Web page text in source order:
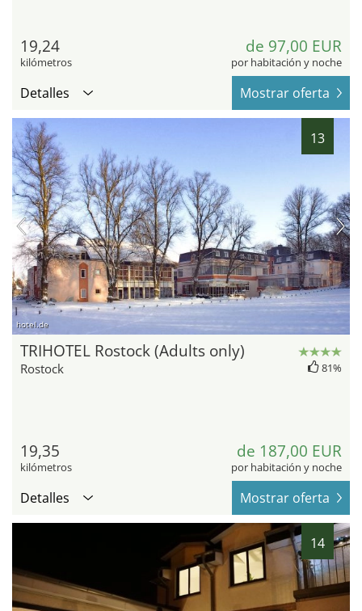
19,24
kilómetros
de 97,00 EUR
por habitación y noche
Detalles Mostrar oferta
13
hotel.de
TRIHOTEL Rostock (Adults only)
Rostock 81%
19,35
kilómetros
de 187,00 EUR
por habitación y noche
Detalles Mostrar oferta
14